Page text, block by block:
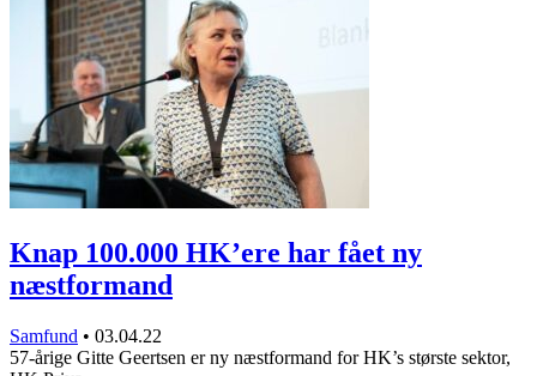
Knap 100.000 HK’ere har fået ny
næstformand
Samfund • 03.04.22
57-årige Gitte Geertsen er ny næstformand for HK’s største sektor,